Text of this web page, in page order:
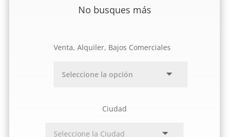
No busques más
Venta, Alquiler, Bajos Comerciales
Ciudad